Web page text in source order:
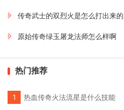
传奇武士的双烈火是怎么打出来的
原始传奇绿玉屠龙法师怎么样啊
热门推荐
热血传奇火法流星是什么技能